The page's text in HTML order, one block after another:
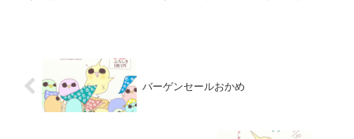
バーゲンセールおかめ